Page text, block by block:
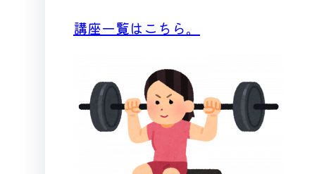
講座一覧はこちら。